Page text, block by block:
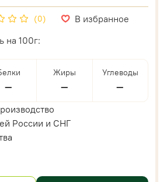
(0) В избранное
на 100г:
—
Жиры
—
Углеводы
—
России и СНГ